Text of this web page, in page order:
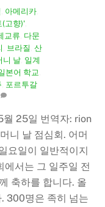
아메리카
(고향)',
교류 다문
브라질 산
니 날, 일계
본어 학교
포르투갈
월 25일 번역자: rion
니 날 점심회. 어머
요일이 일반적이지
에서는 그 일주일 전
축하를 합니다. 올
300명은 족히 넘는